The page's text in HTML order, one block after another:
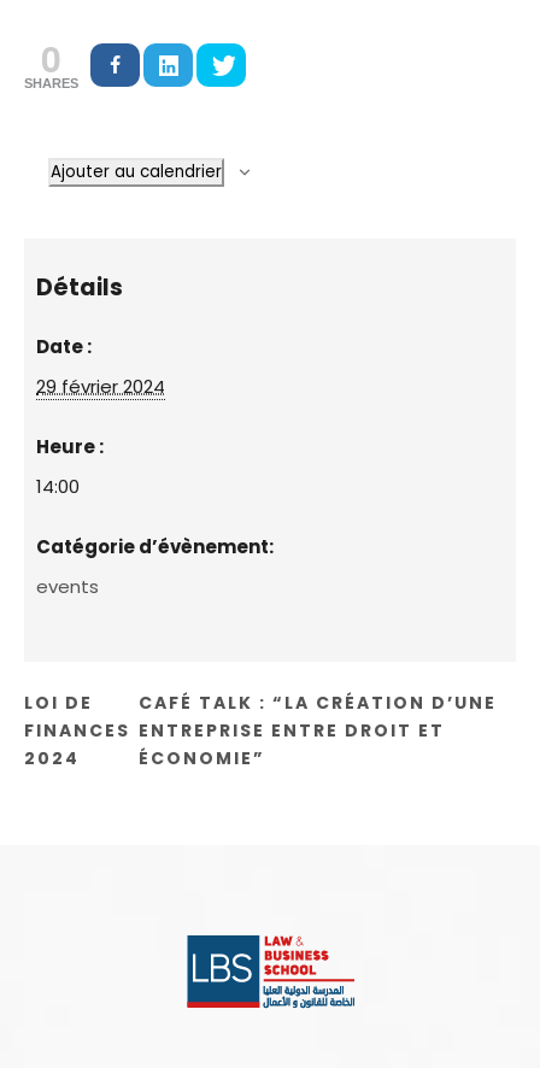
0
SHARES
Ajouter au calendrier
Détails
Date :
29 février 2024
Heure :
14:00
Catégorie d’évènement:
events
LOI DE
FINANCES
2024
CAFÉ TALK : “LA CRÉATION D’UNE
ENTREPRISE ENTRE DROIT ET
ÉCONOMIE”